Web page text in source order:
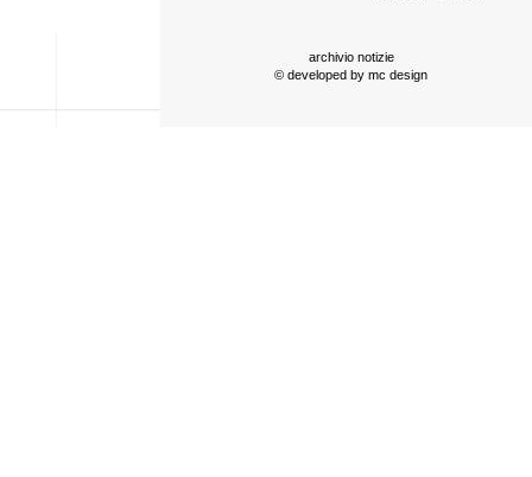
archivio notizie
© developed by mc design